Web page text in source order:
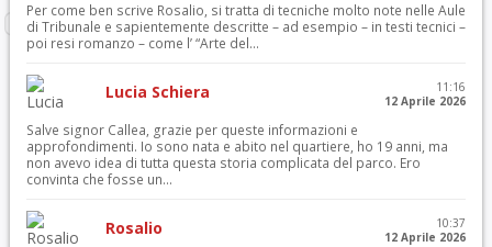
Per come ben scrive Rosalio, si tratta di tecniche molto note nelle Aule
di Tribunale e sapientemente descritte – ad esempio – in testi tecnici –
poi resi romanzo – come l’ “Arte del...
Lucia Schiera
11:16
12 Aprile 2026
Salve signor Callea, grazie per queste informazioni e
approfondimenti. Io sono nata e abito nel quartiere, ho 19 anni, ma
non avevo idea di tutta questa storia complicata del parco. Ero
convinta che fosse un...
Rosalio
10:37
12 Aprile 2026